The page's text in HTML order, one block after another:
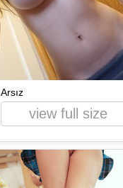
Arsız
view full size